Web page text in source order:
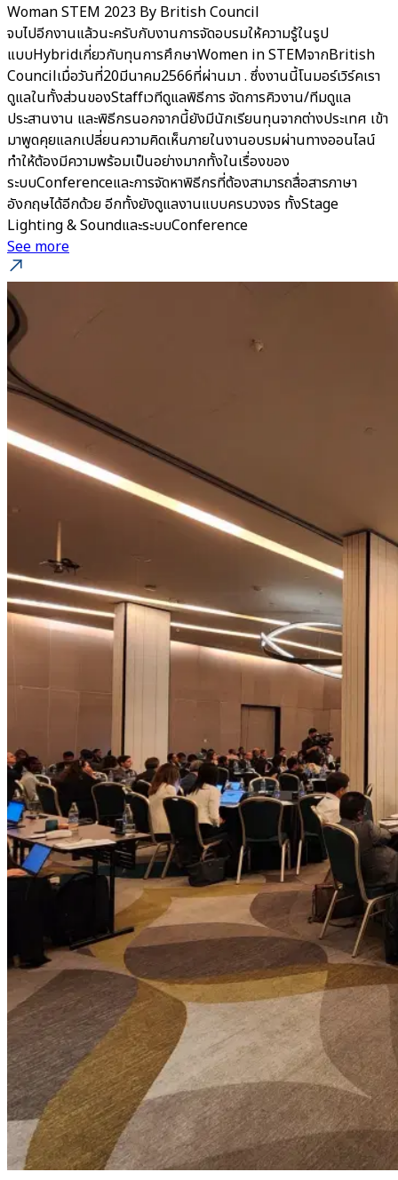
Woman STEM 2023 By British Council
จบไปอีกงานแล้วนะครับกับงานการจัดอบรมให้ความรู้ในรูป
แบบHybridเกี่ยวกับทุนการศึกษาWomen in STEMจากBritish
Councilเมื่อวันที่20มีนาคม2566ที่ผ่านมา . ซึ่งงานนี้โนมอร์เวิร์คเรา
ดูแลในทั้งส่วนของStaffเวทีดูแลพิธีการ จัดการคิวงาน/ทีมดูแล
ประสานงาน และพิธีกรนอกจากนี้ยังมีนักเรียนทุนจากต่างประเทศ เข้า
มาพูดคุยแลกเปลี่ยนความคิดเห็นภายในงานอบรมผ่านทางออนไลน์
ทำให้ต้องมีความพร้อมเป็นอย่างมากทั้งในเรื่องของ
ระบบConferenceและการจัดหาพิธีกรที่ต้องสามารถสื่อสารภาษา
อังกฤษได้อีกด้วย อีกทั้งยังดูแลงานแบบครบวงจร ทั้งStage
Lighting & SoundและระบบConference
See more